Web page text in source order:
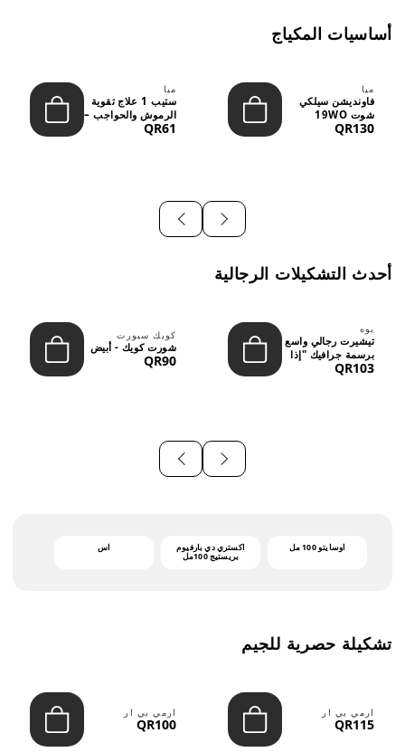
أساسيات المكياج
ميا
فاونديشن سيلكي
شوت 19WO
ميديوم دارك بدرجة
QR130
ميا
ستيب 1 علاج تقوية
الرموش والحواجب –
12 مل
QR61
أحدث التشكيلات الرجالية
بوه
تيشيرت رجالي واسع
برسمة جرافيك "إذا
لم نُعجبك...
QR103
كويك سبورت
شورت كويك - أبيض
QR90
أوسايتو 100 مل
اكستري دي بارفيوم
بريستيج 100مل
اس
تشكيلة حصرية للجيم
ارمي بي ار
QR115
ارمي بي ار
QR100